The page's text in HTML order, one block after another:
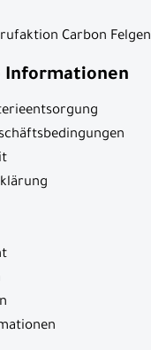
Carbon Felgen
Informationen